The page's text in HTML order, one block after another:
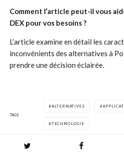
Comment l’article peut-il vous
DEX pour vos besoins ?
L’article examine en détail les
inconvénients des alternatives à
prendre une décision éclairée.
TAGS
ALTERNATIVES
TECHNOLOGIE